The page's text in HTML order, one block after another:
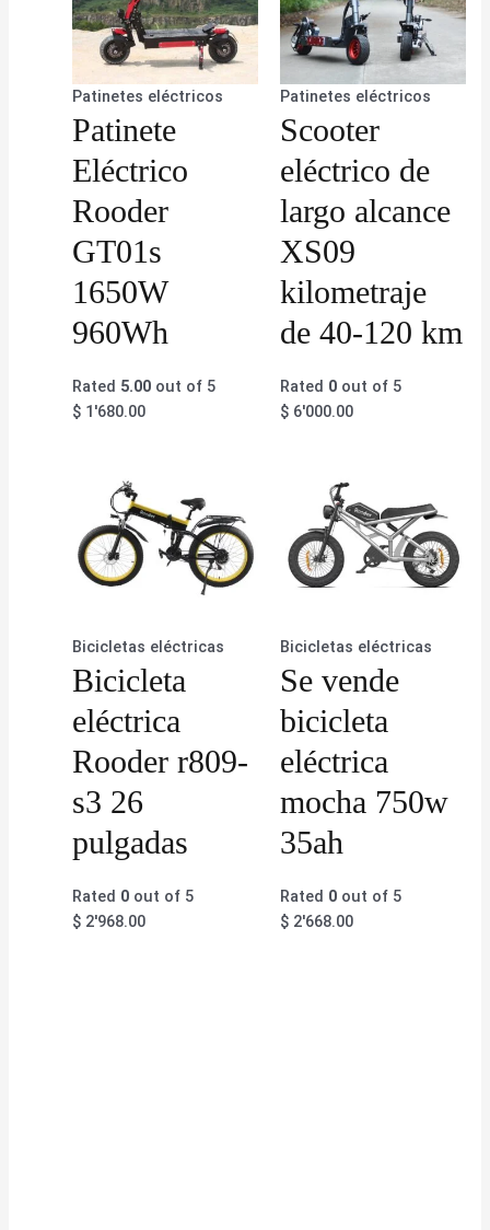
Patinetes eléctricos
Patinete
Eléctrico
Rooder
GT01s
1650W
960Wh
Rated 5.00 out of 5
$ 1'680.00
Patinetes eléctricos
Scooter
eléctrico de
largo alcance
XS09
kilometraje
de 40-120 km
Rated 0out of 5
$6'000.00
Bicicletas eléctricas
Bicicleta
eléctrica
Rooder r809-
s3 26
pulgadas
Rated 0 out of 5
$ 2'968.00
Bicicletas eléctricas
Se vende
bicicleta
eléctrica
mocha 750w
35ah
Rated 0out of 5
$2'668.00